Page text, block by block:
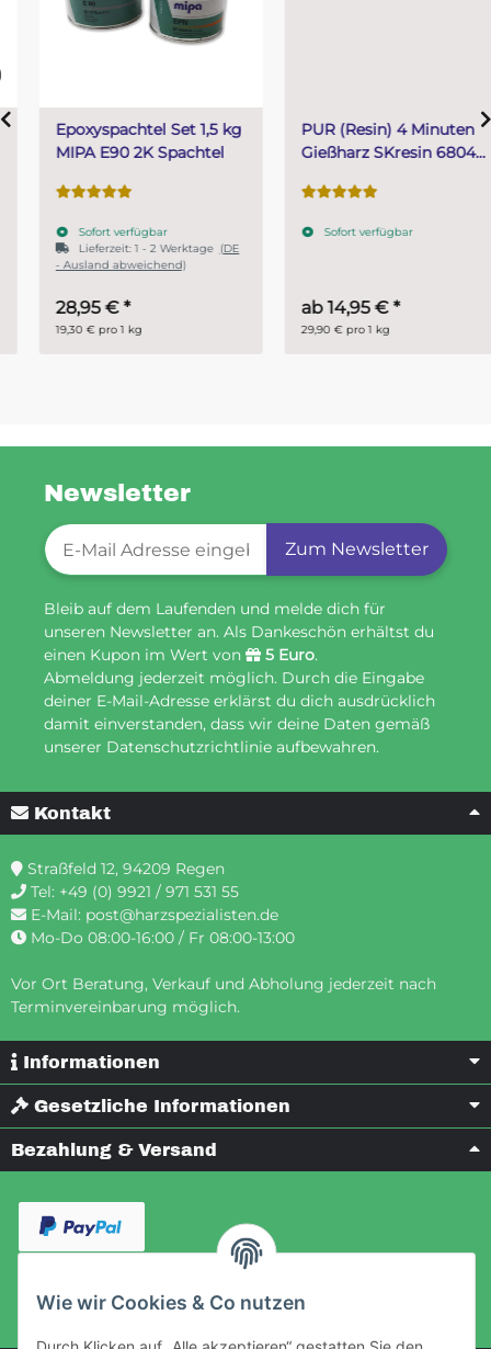
Wie wir Cookies & Co nutzen
Epoxyspachtel Set 1,5 kg
MIPA E90 2K Spachtel
Sofort verfügbar
Lieferzeit:1 - 2 Werktage(DE
- Ausland abweichend)
28,95 €*
19,30 € pro 1 kg
PUR (Resin) 4 Minuten
Gießharz SKresin 6804
Sofort verfügbar
14,95 €*
29,90 € pro 1 kg
Newsletter
Newsletter-Registrierung
Zum Newsletter
Bleib auf dem Laufenden und melde dich für
unseren Newsletter an. Als Dankeschön erhältst du
einen Kupon im Wert von
5 Euro.
Abmeldung jederzeit möglich. Durch die Eingabe
deiner E-Mail-Adresse erklärst du dich ausdrücklich
damit einverstanden, dass wir deine Daten gemäß
unserer Datenschutzrichtlinie aufbewahren.
Kontakt
Straßfeld 12, 94209 Regen
Tel: +49 (0) 9921 / 971 531 55
E-Mail: post@harzspezialisten.de
Mo-Do 08:00-16:00 / Fr 08:00-13:00
Vor Ort Beratung, Verkauf und Abholung jederzeit nach
Terminvereinbarung möglich.
Informationen
Gesetzliche Informationen
Bezahlung & Versand